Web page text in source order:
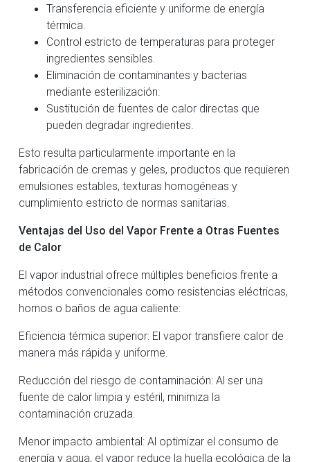
Transferencia eficiente y uniforme de energía
térmica.
Control estricto de temperaturas para proteger
ingredientes sensibles.
Eliminación de contaminantes y bacterias
mediante esterilización.
Sustitución de fuentes de calor directas que
pueden degradar ingredientes.
Esto resulta particularmente importante en la
fabricación de cremas y geles, productos que requieren
emulsiones estables, texturas homogéneas y
cumplimiento estricto de normas sanitarias.
Ventajas del Uso del Vapor Frente a Otras Fuentes
de Calor
El vapor industrial ofrece múltiples beneficios frente a
métodos convencionales como resistencias eléctricas,
hornos o baños de agua caliente:
Eficiencia térmica superior: El vapor transfiere calor de
manera más rápida y uniforme.
Reducción del riesgo de contaminación: Al ser una
fuente de calor limpia y estéril, minimiza la
contaminación cruzada.
Menor impacto ambiental: Al optimizar el consumo de
energía y agua, el vapor reduce la huella ecológica de la